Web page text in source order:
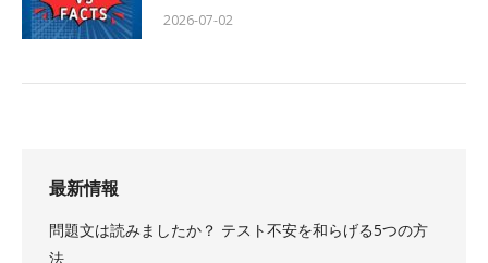
2026-07-02
最新情報
問題文は読みましたか？ テスト不安を和らげる5つの方
法